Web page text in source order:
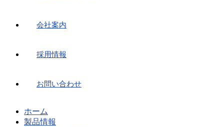
会社案内
採用情報
お問い合わせ
ホーム
製品情報